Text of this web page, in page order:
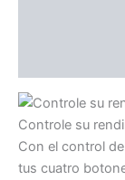
Controle su
Con el control
tus cuatro